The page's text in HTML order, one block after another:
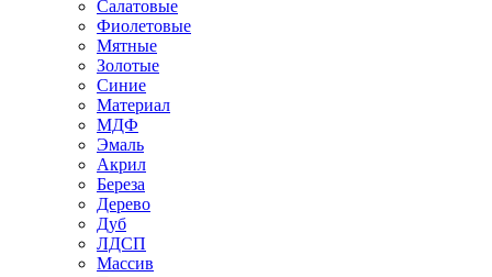
Салатовые
Фиолетовые
Мятные
Золотые
Синие
Материал
МДФ
Эмаль
Акрил
Береза
Дерево
Дуб
ЛДСП
Массив